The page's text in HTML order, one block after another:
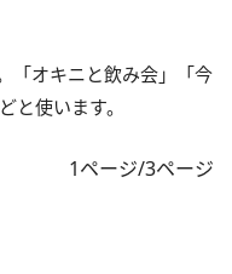
「オキニと飲み会」「今
と使います。
1ページ/3ページ